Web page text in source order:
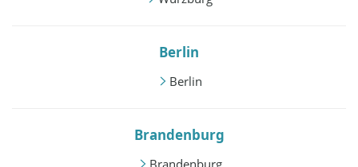
Berlin
Berlin
Brandenburg